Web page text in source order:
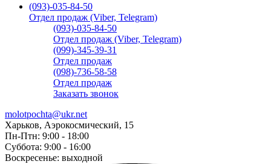
(093)-035-84-50
Отдел продаж (Viber, Telegram)
(093)-035-84-50
Отдел продаж (Viber, Telegram)
(099)-345-39-31
Отдел продаж
(098)-736-58-58
Отдел продаж
Заказать звонок
molotpochta@ukr.net
Харьков, Аэрокосмический, 15
Пн-Птн: 9:00 - 18:00
Суббота: 9:00 - 16:00
Воскресенье: выходной